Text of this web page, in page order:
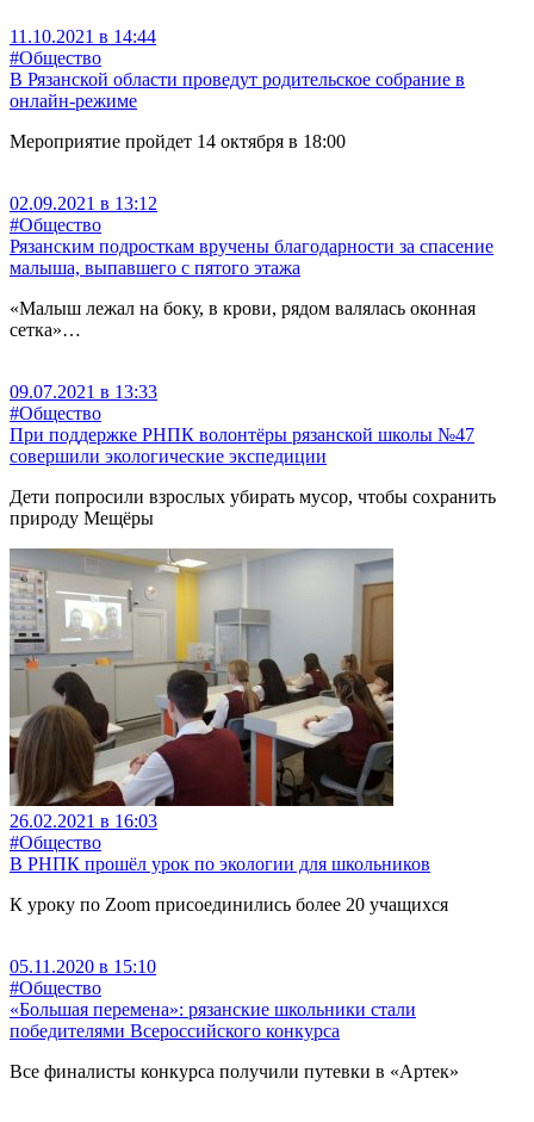
11.10.2021 в 14:44
#Общество
В Рязанской области проведут родительское собрание в
онлайн-режиме
Мероприятие пройдет 14 октября в 18:00
02.09.2021 в 13:12
#Общество
Рязанским подросткам вручены благодарности за спасение
малыша, выпавшего с пятого этажа
«Малыш лежал на боку, в крови, рядом валялась оконная
сетка»…
09.07.2021 в 13:33
#Общество
При поддержке РНПК волонтёры рязанской школы №47
совершили экологические экспедиции
Дети попросили взрослых убирать мусор, чтобы сохранить
природу Мещёры
26.02.2021 в 16:03
#Общество
В РНПК прошёл урок по экологии для школьников
К уроку по Zoom присоединились более 20 учащихся
05.11.2020 в 15:10
#Общество
«Большая перемена»: рязанские школьники стали
победителями Всероссийского конкурса
Все финалисты конкурса получили путевки в «Артек»